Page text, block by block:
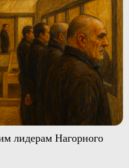
лидерам Нагорного